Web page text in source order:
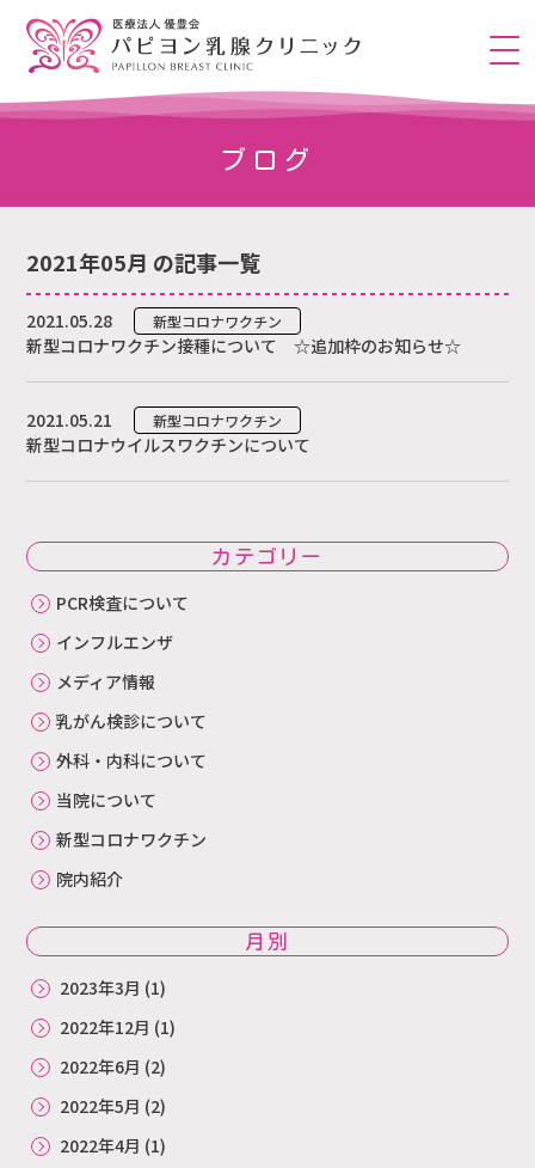
ブログ
2021年05月 の記事一覧
2021.05.28 新型コロナワクチン
新型コロナワクチン接種について ☆追加枠のお知らせ☆
2021.05.21 新型コロナワクチン
新型コロナウイルスワクチンについて
カテゴリー
PCR検査について
インフルエンザ
メディア情報
乳がん検診について
外科・内科について
当院について
新型コロナワクチン
院内紹介
月別
2023年3月 (1)
2022年12月 (1)
2022年6月 (2)
2022年5月 (2)
2022年4月 (1)